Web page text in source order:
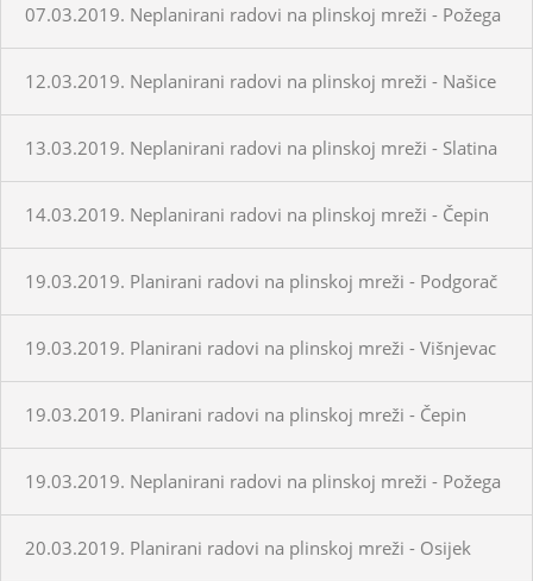
07.03.2019. Neplanirani radovi na plinskoj mreži - Požega
12.03.2019. Neplanirani radovi na plinskoj mreži - Našice
13.03.2019. Neplanirani radovi na plinskoj mreži - Slatina
14.03.2019. Neplanirani radovi na plinskoj mreži - Čepin
19.03.2019. Planirani radovi na plinskoj mreži - Podgorač
19.03.2019. Planirani radovi na plinskoj mreži - Višnjevac
19.03.2019. Planirani radovi na plinskoj mreži - Čepin
19.03.2019. Neplanirani radovi na plinskoj mreži - Požega
20.03.2019. Planirani radovi na plinskoj mreži - Osijek